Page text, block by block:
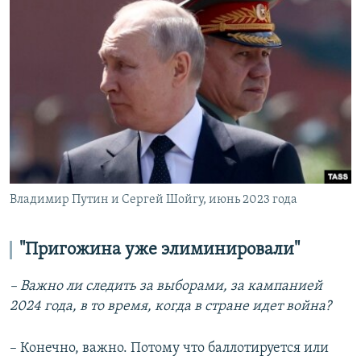
Владимир Путин и Сергей Шойгу, июнь 2023 года
"Пригожина уже элиминировали"
– Важно ли следить за выборами, за кампанией
2024 года, в то время, когда в стране идет война?
– Конечно, важно. Потому что баллотируется или